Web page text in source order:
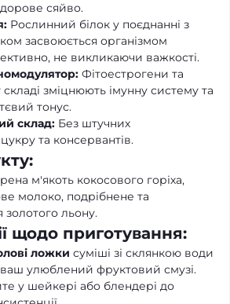
сяйво.
Рослинний білок у поєднанні з
засвоюється організмом
не викликаючи важкості.
Фітоестрогени та
зміцнюють імунну систему та
тонус.
склад: Без штучних
та консервантів.
м'якоть кокосового горіха,
молоко, подрібнене та
льону.
щодо приготування:
ложки суміші зі склянкою води
улюблений фруктовий смузі.
у шейкері або блендері до